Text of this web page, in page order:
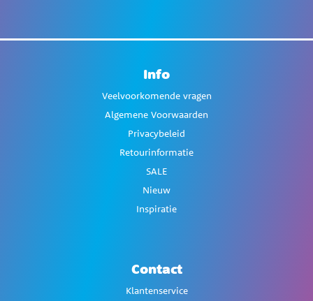
Info
Veelvoorkomende vragen
Algemene Voorwaarden
Privacybeleid
Retourinformatie
SALE
Nieuw
Inspiratie
Contact
Klantenservice